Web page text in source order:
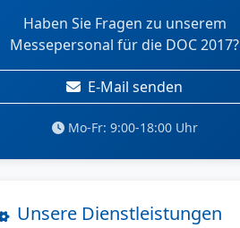
Haben Sie Fragen zu unserem
Messepersonal für die DOC 2017?
E-Mail senden
Mo-Fr: 9:00-18:00 Uhr
Unsere Dienstleistungen